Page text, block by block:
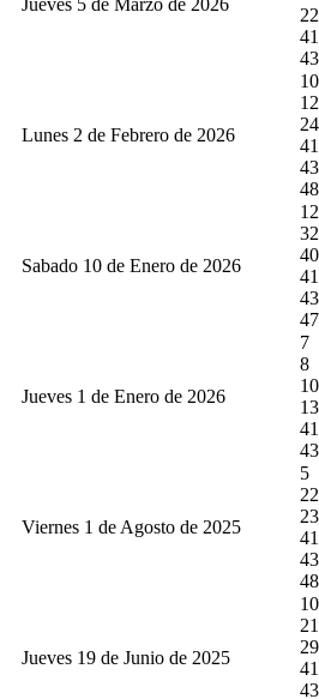
22
41
43
Lunes 2 de Febrero de 2026
10
12
24
41
43
48
Sabado 10 de Enero de 2026
12
32
40
41
43
47
Jueves 1 de Enero de 2026
7
8
10
13
41
43
Viernes 1 de Agosto de 2025
5
22
23
41
43
48
Jueves 19 de Junio de 2025
10
21
29
41
43